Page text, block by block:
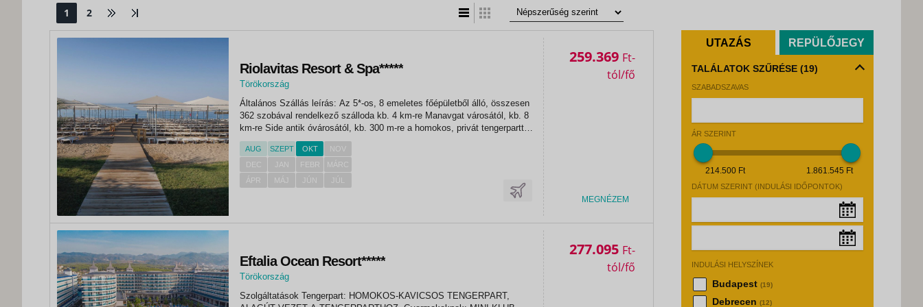
UTAZÁS REPÜLŐJEGY
TALÁLATOK SZŰRÉSE (19)
SZABADSZAVAS
ÁR SZERINT
214.500 Ft 1.861.545 Ft
DÁTUM SZERINT (INDULÁSI IDŐPONTOK)
«
Hé
Ke Sz Cs
27
30
Hé
Ke Sz Cs
INDULÁSI HELYSZÍNEK
Budapest (19)
Debrecen (12)
1 2
Riolavitas Resort & Spa*****
Törökország
,
Side
Általános Szállás leírás: Az 5*-os, 8 emeletes főépületből álló, összesen
362 szobával rendelkező szálloda kb. 4 km-re Manavgat városától, kb. 8
km-re Side antik óvárosától, kb. 300 m-re a homokos, privát tengerparttól
helyezkedik el, ahová ingyenes shuttle buszjárat közlekedik a
szállodától...
AUG SZEPT OKT
NOV
DEC
JAN FEBR
MÁRC
ÁPR
MÁJ JÚN JÚL
259.369 Ft
MEGNÉZEM
Eftalia Ocean Resort*****
Törökország
Alanya
Szolgáltatások Tengerpart: HOMOKOS-KAVICSOS TENGERPART,
277.095 Ft